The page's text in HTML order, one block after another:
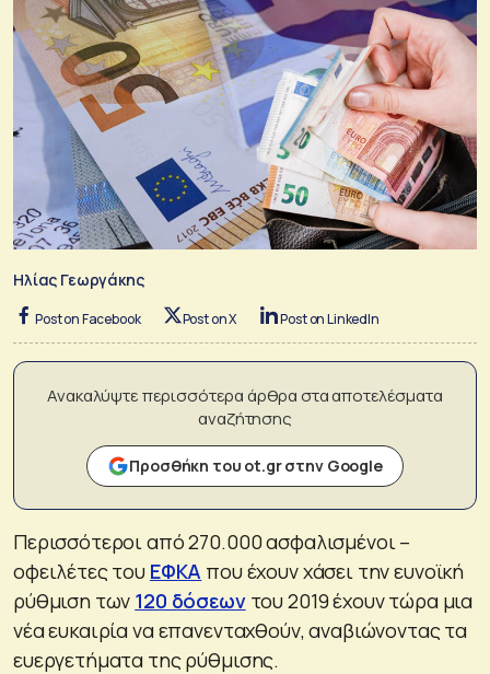
Ηλίας Γεωργάκης
Post on Facebook Post on X Post on LinkedIn
Ανακαλύψτε περισσότερα άρθρα στα αποτελέσματα
αναζήτησης
Προσθήκη του ot.gr στην Google
Περισσότεροι από 270.000 ασφαλισμένοι –
οφειλέτες του ΕΦΚΑ που έχουν χάσει την ευνοϊκή
ρύθμιση των 120 δόσεωντου 2019 έχουν τώρα μια
νέα ευκαιρία να επανενταχθούν, αναβιώνοντας τα
ευεργετήματα της ρύθμισης.